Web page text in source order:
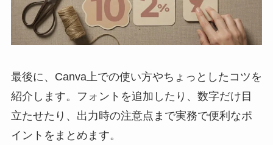
最後に、Canva上での使い方やちょっとしたコツを
紹介します。フォントを追加したり、数字だけ目
立たせたり、出力時の注意点まで実務で便利なポ
イントをまとめます。